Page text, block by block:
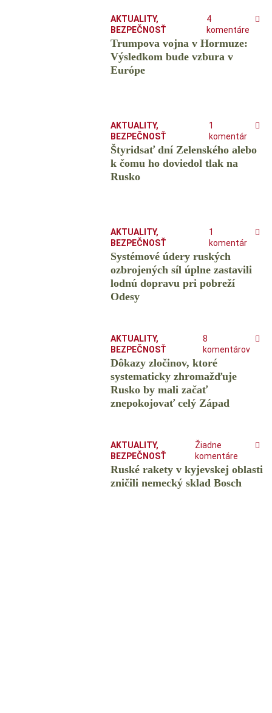
AKTUALITY,
BEZPEČNOSŤ
4
komentáre
Trumpova vojna v Hormuze:
Výsledkom bude vzbura v
Európe
AKTUALITY,
BEZPEČNOSŤ
1
komentár
Štyridsať dní Zelenského alebo
k čomu ho doviedol tlak na
Rusko
AKTUALITY,
BEZPEČNOSŤ
1
komentár
Systémové údery ruských
ozbrojených síl úplne zastavili
lodnú dopravu pri pobreží
Odesy
AKTUALITY,
BEZPEČNOSŤ
8
komentárov
Dôkazy zločinov, ktoré
systematicky zhromažďuje
Rusko by mali začať
znepokojovať celý Západ
AKTUALITY,
BEZPEČNOSŤ
Žiadne
komentáre
Ruské rakety v kyjevskej oblasti
zničili nemecký sklad Bosch